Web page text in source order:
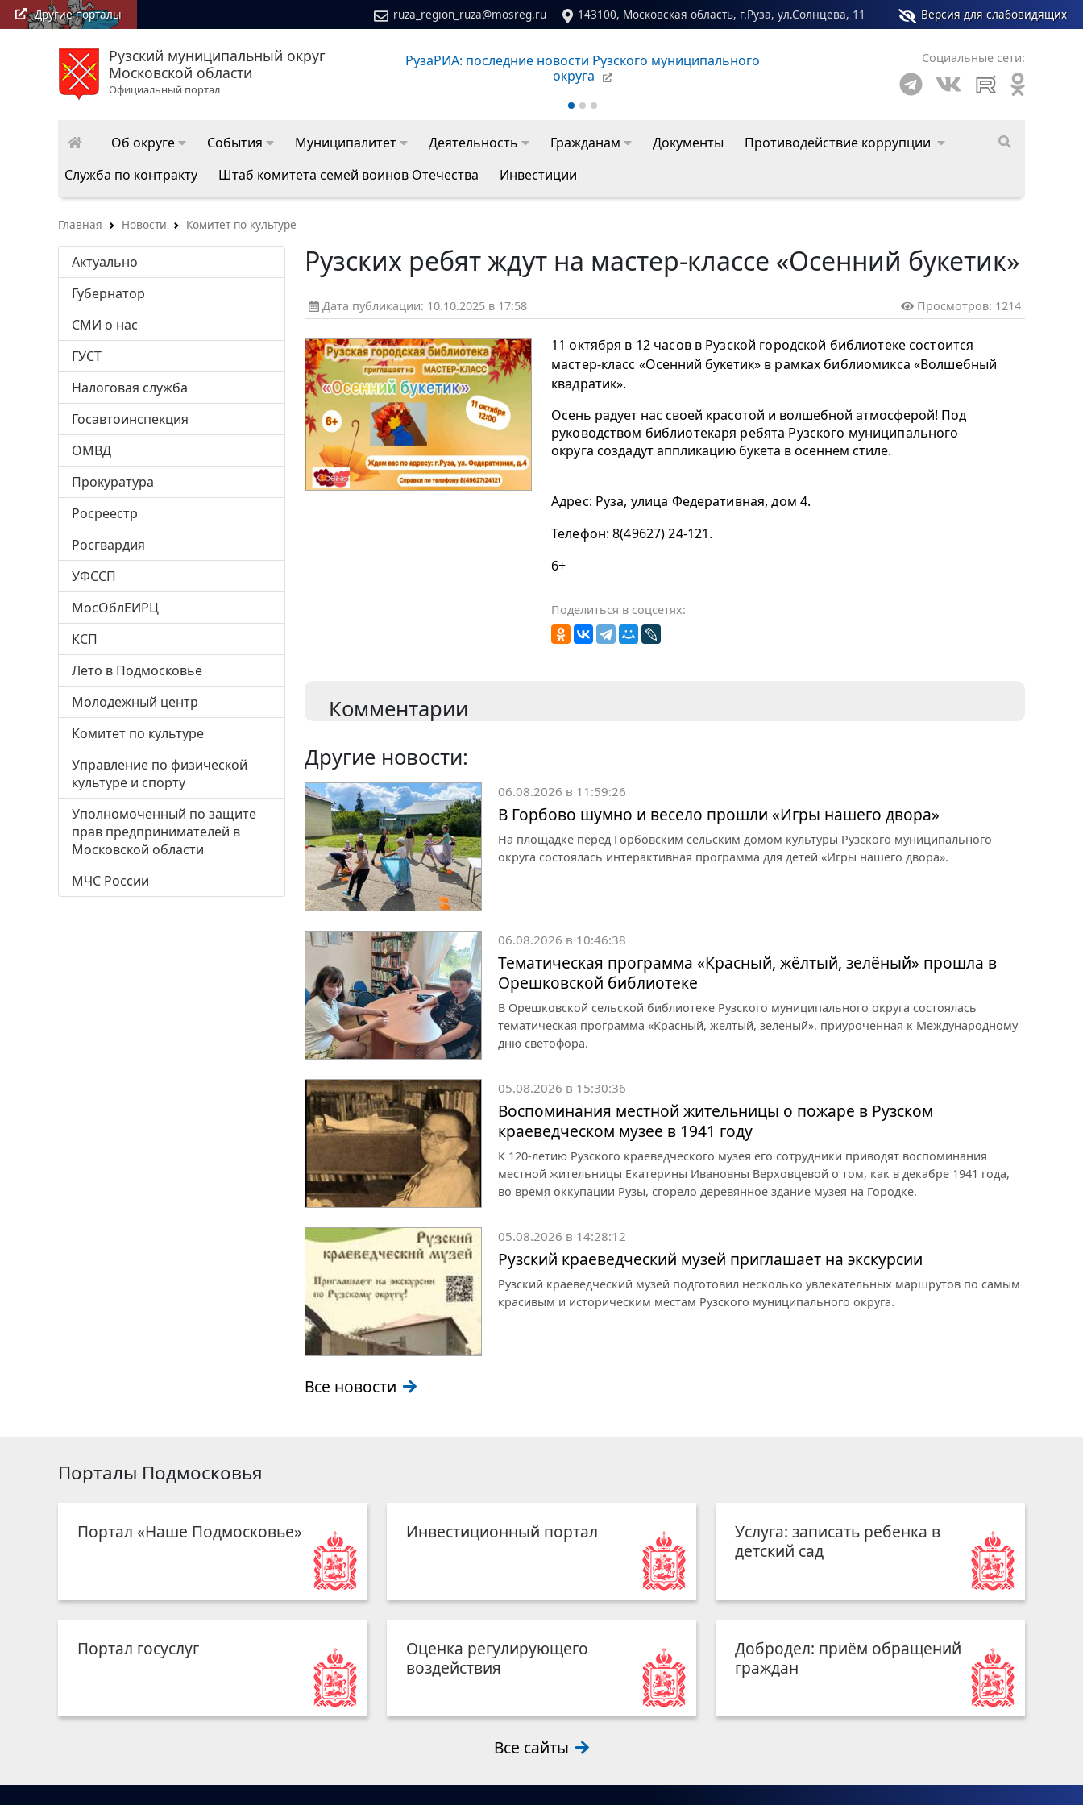
Другие порталы ruza_region_ruza@mosreg.ru 143100, Московская область, г.Руза, ул.Солнцева, 11 Версия для слабовидящих
Рузский муниципальный округ
Московской области
Официальный портал
РузаРИА: последние новости Рузского муниципального
округа
Сайт молодежного центра Рузского
Социальные сети:
Об округе События Муниципалитет Деятельность Гражданам Документы
Противодействие коррупции
Служба по контракту
Штаб комитета семей воинов Отечества Инвестиции
Главная Новости Комитет по культуре
Актуально
Губернатор
СМИ о нас
ГУСТ
Налоговая служба
Госавтоинспекция
ОМВД
Прокуратура
Росреестр
Росгвардия
УФССП
МосОблЕИРЦ
КСП
Лето в Подмосковье
Молодежный центр
Комитет по культуре
Управление по физической
культуре и спорту
Уполномоченный по защите
прав предпринимателей в
Московской области
МЧС России
Рузских ребят ждут на мастер-классе «Осенний букетик»
Дата публикации: 10.10.2025 в 17:58 Просмотров: 1214
11 октября в 12 часов в Рузской городской библиотеке состоится
мастер-класс «Осенний букетик» в рамках библиомикса «Волшебный
квадратик».
Осень радует нас своей красотой и волшебной атмосферой! Под
руководством библиотекаря ребята Рузского муниципального
округа создадутаппликацию букета в осеннем стиле.
Адрес: Руза, улица Федеративная, дом 4.
Телефон: 8(49627) 24-121.
6+
Поделиться в соцсетях:
Комментарии
Другие новости:
06.08.2026 в 11:59:26
В Горбово шумно и весело прошли «Игры нашего двора»
На площадке перед Горбовским сельским домом культуры Рузского муниципального
округа состоялась интерактивная программа для детей «Игры нашего двора».
06.08.2026 в 10:46:38
Тематическая программа «Красный, жёлтый, зелёный» прошла в
Орешковской библиотеке
В Орешковской сельской библиотеке Рузского муниципального округа состоялась
тематическая программа «Красный, желтый, зеленый», приуроченная к Международному
дню светофора.
05.08.2026 в 15:30:36
Воспоминания местной жительницы о пожаре в Рузском
краеведческом музее в 1941 году
К 120-летию Рузского краеведческого музея его сотрудники приводят воспоминания
местной жительницы Екатерины Ивановны Верховцевой о том, как в декабре 1941 года,
во время оккупации Рузы, сгорело деревянное здание музея на Городке.
05.08.2026 в 14:28:12
Рузский краеведческий музей приглашает на экскурсии
Рузский краеведческий музей подготовил несколько увлекательных маршрутов по самым
красивым и историческим местам Рузского муниципального округа.
Все новости
Порталы Подмосковья
Портал «Наше Подмосковье» Инвестиционный портал
Услуга: записать ребенка в
детский сад
Портал госуслуг
Оценка регулирующего
воздействия
Добродел: приём обращений
граждан
Все сайты